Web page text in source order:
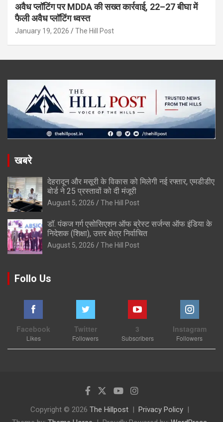
अवैध प्लॉटिंग पर MDDA की सख्त कार्रवाई, 22–27 बीघा में
फैली अवैध प्लॉटिंग ध्वस्त
January 19, 2026 The Hill Post
खबरे
देहरादून और मसूरी के विकास को मिलेगी नई रफ्तार, एमडीडीए
बोर्ड ने 25 प्रस्तावों को दी मंजूरी
August 5, 2026 The Hill Post
डॉ. पंकज गर्ग एसोसिएशन ऑफ ब्रेस्ट सर्जन्स ऑफ इंडिया के
निदेशक (शिक्षा), उत्तर क्षेत्र निर्वाचित
August 5, 2026 The Hill Post
Follo Us
Facebook
Likes
Twitter
Followers
3
Subscribers
Instagram
Followers
Copyright © 2026 The Hillpost
Privacy Policy